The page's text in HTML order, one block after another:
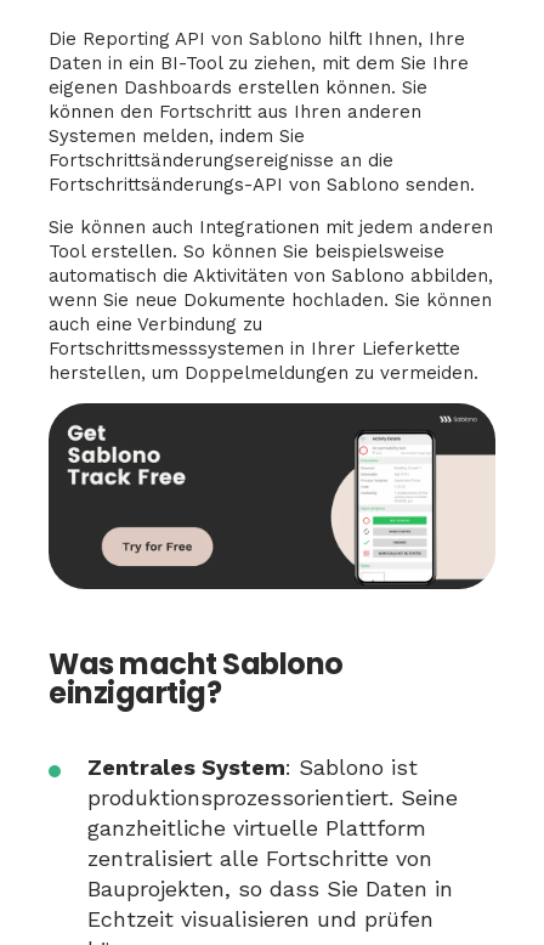
Die Reporting API von Sablono hilft Ihnen, Ihre
Daten in ein BI-Tool zu ziehen, mit dem Sie Ihre
eigenen Dashboards erstellen können. Sie
können den Fortschritt aus Ihren anderen
Systemen melden, indem Sie
Fortschrittsänderungsereignisse an die
Fortschrittsänderungs-API von Sablono senden.
Sie können auch Integrationen mit jedem anderen
Tool erstellen. So können Sie beispielsweise
automatisch die Aktivitäten von Sablono abbilden,
wenn Sie neue Dokumente hochladen. Sie können
auch eine Verbindung zu
Fortschrittsmesssystemen in Ihrer Lieferkette
herstellen, um Doppelmeldungen zu vermeiden.
Was macht Sablono
einzigartig?
Zentrales System: Sablono ist
produktionsprozessorientiert. Seine
ganzheitliche virtuelle Plattform
zentralisiert alle Fortschritte von
Bauprojekten, so dass Sie Daten in
Echtzeit visualisieren und prüfen